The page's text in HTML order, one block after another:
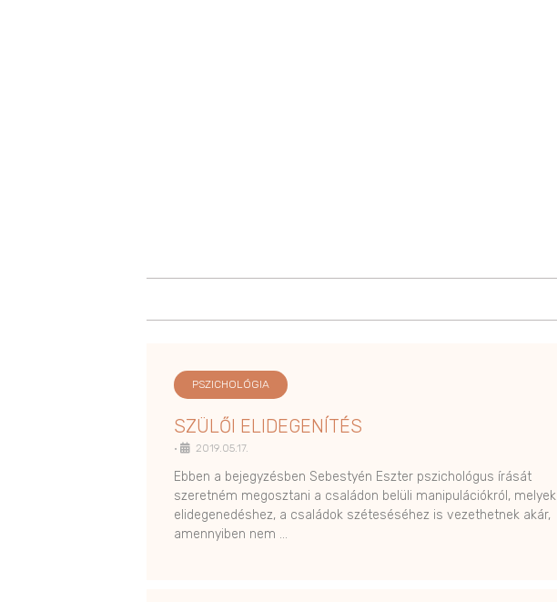
PSZICHOLÓGIA
SZÜLŐI ELIDEGENÍTÉS
• 2019.05.17.
Ebben a bejegyzésben Sebestyén Eszter pszichológus írását
szeretném megosztani a családon belüli manipulációkról, melyek
elidegenedéshez, a családok széteséséhez is vezethetnek akár,
amennyiben nem …